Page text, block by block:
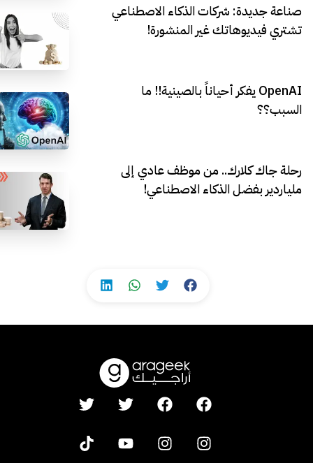
صناعة جديدة: شركات الذكاء الاصطناعي
تشتري فيديوهاتك غير المنشورة!
OpenAI يفكر أحياناً بالصينية!! ما
السبب؟؟
رحلة جاك كلارك.. من موظف عادي إلى
ملياردير بفضل الذكاء الاصطناعي!